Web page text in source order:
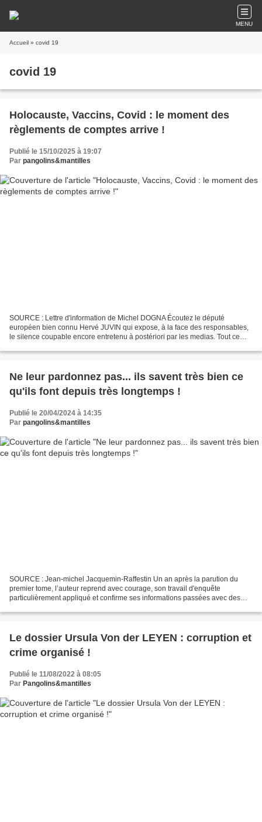
MENU
Accueil » covid 19
covid 19
Holocauste, Vaccins, Covid : le moment des
règlements de comptes arrive !
Publié le 15/10/2025 à 19:07
Par pangolins&mantilles
SOURCE : Lettre d'information de Michel DOGNA Écoutez le député
européen bien connu Hervé JUVIN qui expose, à la face des responsables,
le silence coupable encore entretenu à postériori par les medias. Tout ce
Ne leur pardonnez pas... ils savent très bien ce
qu'ils font depuis très longtemps !
Publié le 20/04/2024 à 14:35
Par pangolins&mantilles
SOURCE : Jean-michel Jacquemin-Raffestin Un an après la parution du
premier tome, l’auteur reprend avec courage, son travail d'enquête
particulièrement appliqué et confirme ses informations passées avec des
Le dossier Ursula Von der LEYEN : corruption et
crime organisé !
Publié le 11/08/2022 à 08:05
Par Pangolins&mantilles